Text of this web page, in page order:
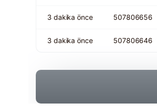
3 dakika önce 507806656
3 dakika önce 507806646